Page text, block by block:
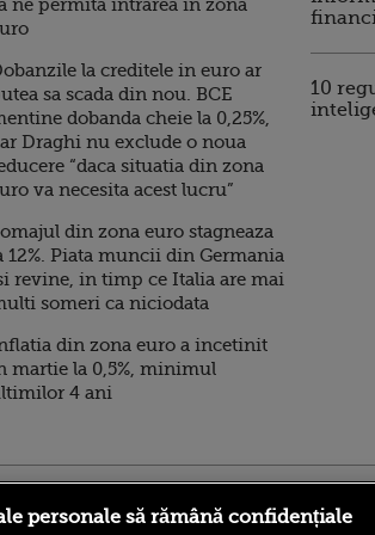
ne permita intrarea in zona
la creditele in euro ar
sa scada din nou. BCE
dobanda cheie la 0,25%,
Draghi nu exclude o noua
“daca situatia din zona
va necesita acest lucru”
din zona euro stagneaza
12%. Piata muncii din Germania
revine, in timp ce Italia are mai
someri ca niciodata
din zona euro a incetinit
martie la 0,5%, minimul
4 ani
10
personale să rămână confidențiale